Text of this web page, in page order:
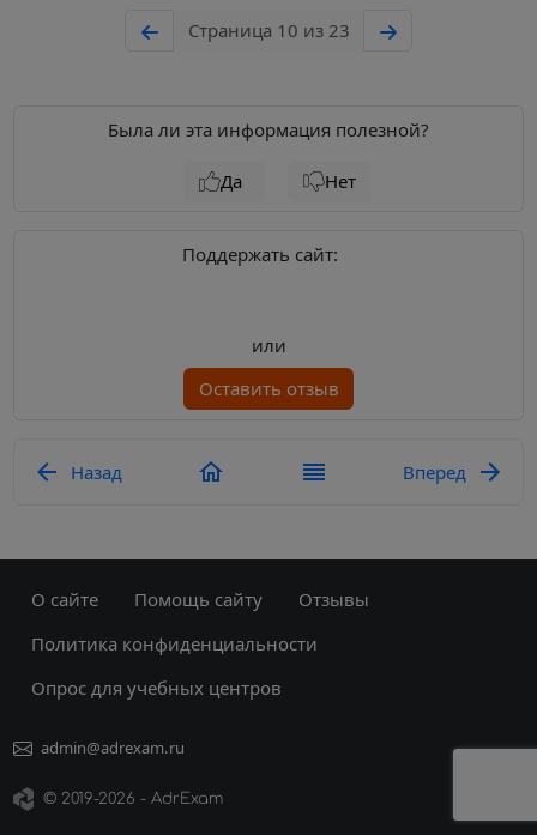
Страница 10 из 23
Была ли эта информация полезной?
Да Нет
Поддержать сайт:
или
Оставить отзыв
Назад Вперед
О сайте Помощь сайту
Отзывы
Политика конфиденциальности
Опрос для учебных центров
© 2019-2026 - AdrExam
admin@adrexam.ru